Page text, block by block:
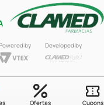
Ofertas Cupons
by Developed by